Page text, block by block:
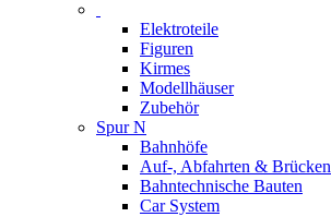
Elektroteile
Figuren
Kirmes
Modellhäuser
Zubehör
Spur N
Bahnhöfe
Auf-, Abfahrten & Brücken
Bahntechnische Bauten
Car System